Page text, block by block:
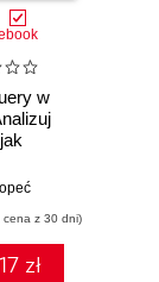
w
cena z 30 dni)
zł